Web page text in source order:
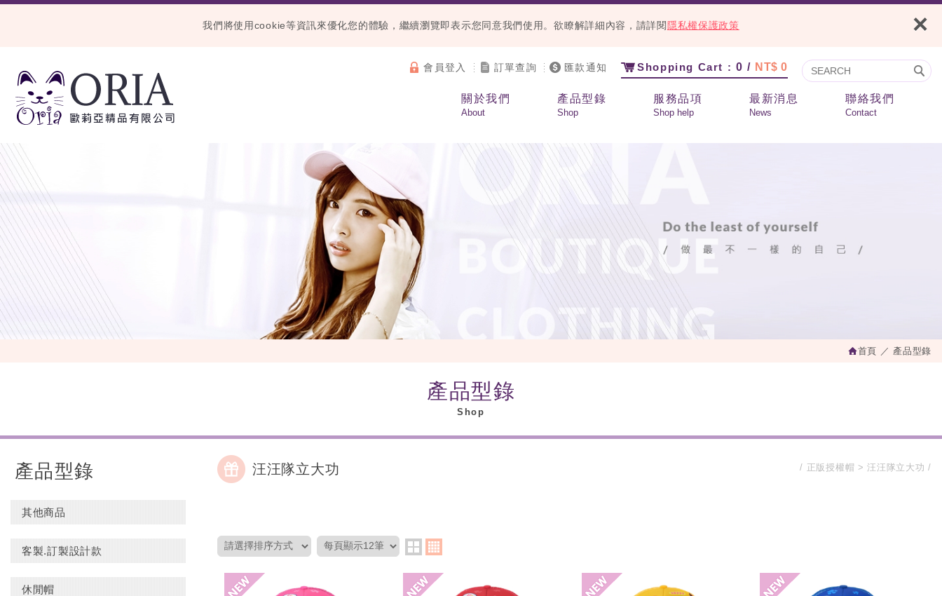
我們將使用cookie等資訊來優化您的體驗，繼續瀏覽即表示您同意我們使用。欲瞭解詳細內容，請詳閱 隱私權保護政策 ×
會員登入 訂單查詢 匯款通知 Shopping Cart : 0 / NT$ 0
關於我們
About
產品型錄
Shop
服務品項
Shop help
最新消息
News
聯絡我們
Contact
首頁 產品型錄
產品型錄
Shop
產品型錄
其他商品
客製.訂製設計款
休閒帽
正版授權帽 汪汪隊立大功
汪汪隊立大功